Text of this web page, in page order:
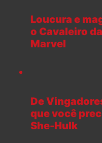
Loucura e
o Cavaleiro
Marvel
De
que você
She-Hulk